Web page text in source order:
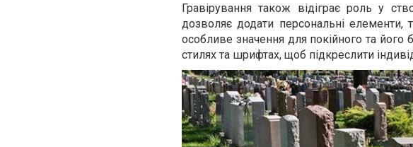
Гравірування також відіграє роль у
дозволяє додати персональні елементи,
особливе значення для покійного та
стилях та шрифтах, щоб підкреслити